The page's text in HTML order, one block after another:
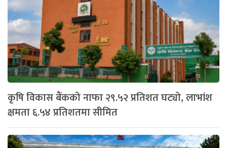
कृषि विकास बैंकको नाफा २९.५२ प्रतिशत घट्यो, लाभांश
क्षमता ६.५४ प्रतिशतमा सीमित